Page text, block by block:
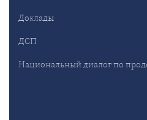
Доклады
ДСП
Национальный диалог по